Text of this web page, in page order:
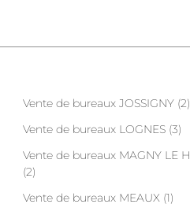
Vente de bureaux JOSSIGNY (2)
Vente de bureaux LOGNES (3)
Vente de bureaux MAGNY LE
(2)
Vente de bureaux MEAUX (1)